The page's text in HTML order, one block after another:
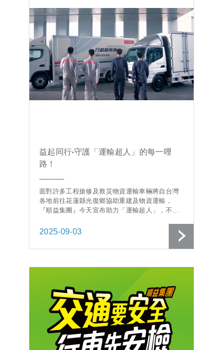
益起同行‧守護「運輸超人」的每一哩
路！
面對許多工程搶修及救災物資運輸車輛將自台灣
各地前往花蓮縣光復鄉協助重建及物資運輸，
『順益集團』今天宣布助力「運輸超人」，不分
2025-09-03